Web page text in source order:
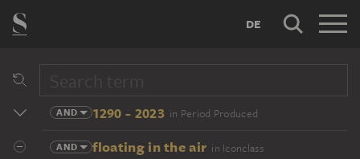
DE
AND 1290 - 2023 in Period Produced
AND floating in the air in Iconclass